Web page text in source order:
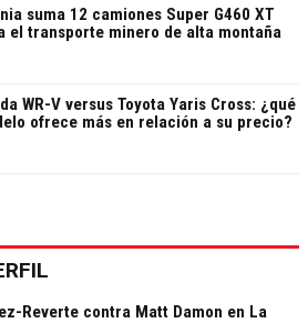
suma 12 camiones Super G460 XT
el transporte minero de alta montaña
WR-V versus Toyota Yaris Cross: ¿qué
ofrece más en relación a su precio?
Reverte contra Matt Damon en La